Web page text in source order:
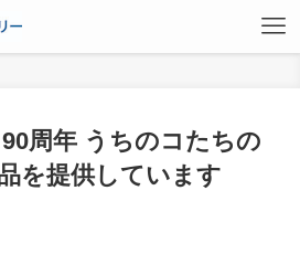
90周年 うちのコたちの
を提供しています